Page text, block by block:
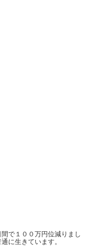
間で１００万円位減りまし
に生きています。